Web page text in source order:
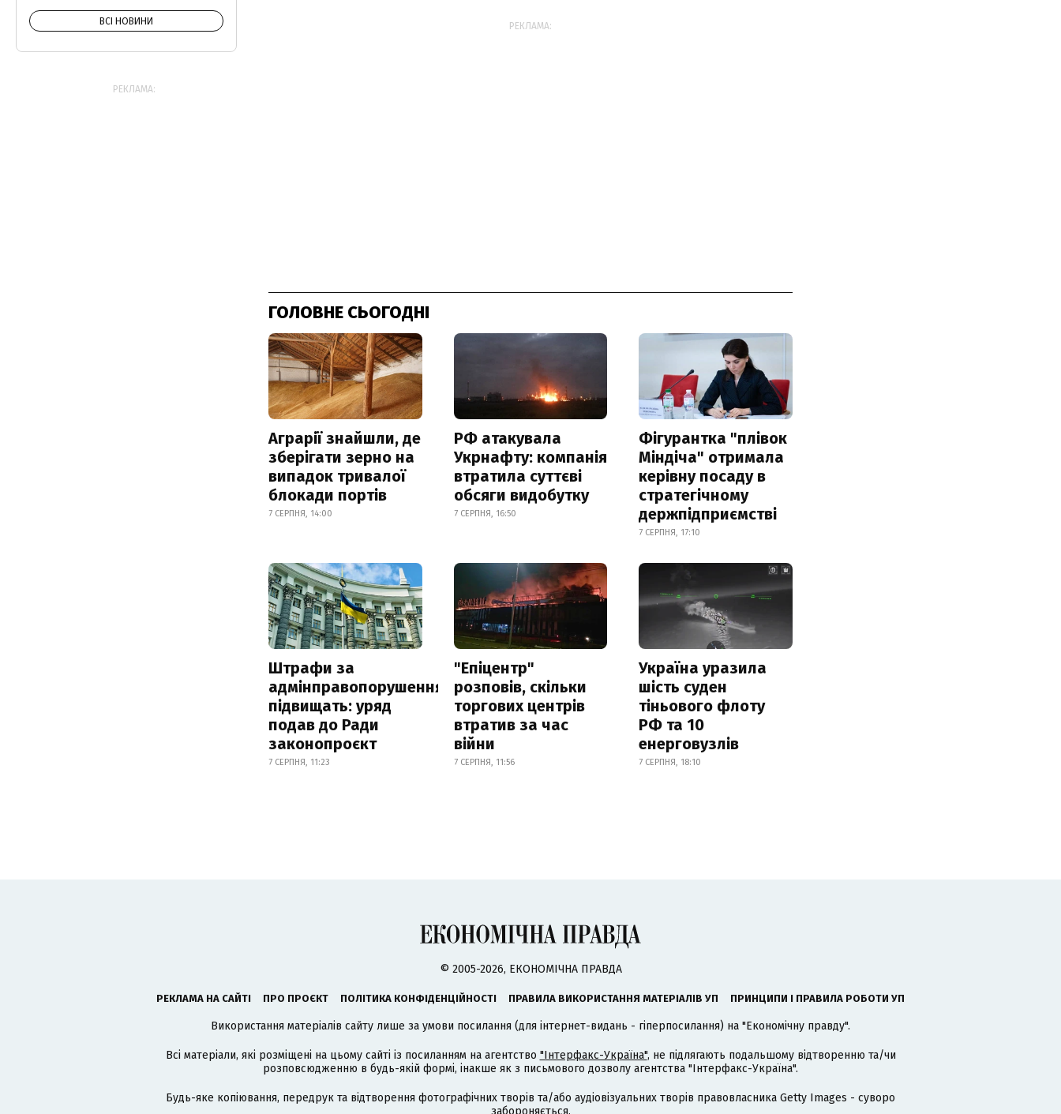
РЕКЛАМА:
ГОЛОВНЕ СЬОГОДНІ
Аграрії знайшли, де
зберігати зерно на
випадок тривалої
блокади портів
7 СЕРПНЯ, 14:00
РФ атакувала
Укрнафту: компанія
втратила суттєві
обсяги видобутку
7 СЕРПНЯ, 16:50
Фігурантка "плівок
Міндіча" отримала
керівну посаду в
стратегічному
держпідприємстві
7 СЕРПНЯ, 17:10
Штрафи за
адмінправопорушення
підвищать: уряд
подав до Ради
законопроєкт
7 СЕРПНЯ, 11:23
"Епіцентр"
розповів, скільки
торгових центрів
втратив за час
війни
7 СЕРПНЯ, 11:56
Україна уразила
шість суден
тіньового флоту
РФ та 10
енерговузлів
7 СЕРПНЯ, 18:10
ВСІ НОВИНИ
РЕКЛАМА:
© 2005-2026, ЕКОНОМІЧНА ПРАВДА
РЕКЛАМА НА САЙТІ ПРО ПРОЄКТ ПОЛІТИКА КОНФІДЕНЦІЙНОСТІ ПРАВИЛА ВИКОРИСТАННЯ МАТЕРІАЛІВ УП ПРИНЦИПИ І ПРАВИЛА РОБОТИ УП
Використання матеріалів сайту лише за умови посилання (для інтернет-видань - гіперпосилання) на "Економічну правду".
Всі матеріали, які розміщені на цьому сайті із посиланням на агентство "Інтерфакс-Україна", не підлягають подальшому відтворенню та/чи
розповсюдженню в будь-якій формі, інакше як з письмового дозволу агентства "Інтерфакс-Україна".
Будь-яке копіювання, передрук та відтворення фотографічних творів та/або аудіовізуальних творів правовласника Getty Images - суворо
забороняється.